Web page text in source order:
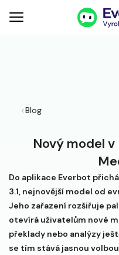
<Blog
Nový model
Do aplikace Everbot
3.1, nejnovější model od
Jeho zařazení rozšiřuje
otevírá uživatelům nové
překlady nebo analýzy
se tím stává jasnou